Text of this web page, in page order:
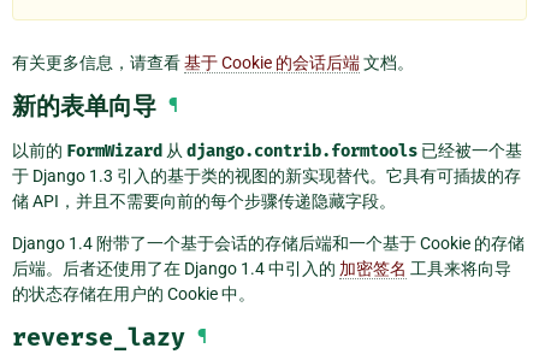
有关更多信息，请查看基于 Cookie 的会话后端文档。
新的表单向导 ¶
以前的 FormWizard 从 django.contrib.formtools 已经被一个基
于 Django 1.3 引入的基于类的视图的新实现替代。它具有可插拔的存
储 API，并且不需要向前的每个步骤传递隐藏字段。
Django 1.4 附带了一个基于会话的存储后端和一个基于 Cookie 的存储
后端。后者还使用了在 Django 1.4 中引入的 加密签名 工具来将向导
的状态存储在用户的 Cookie 中。
reverse_lazy ¶